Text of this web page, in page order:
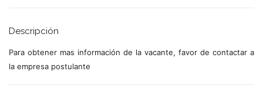
Descripción
Para obtener mas información de la vacante, favor de contactar a
la empresa postulante